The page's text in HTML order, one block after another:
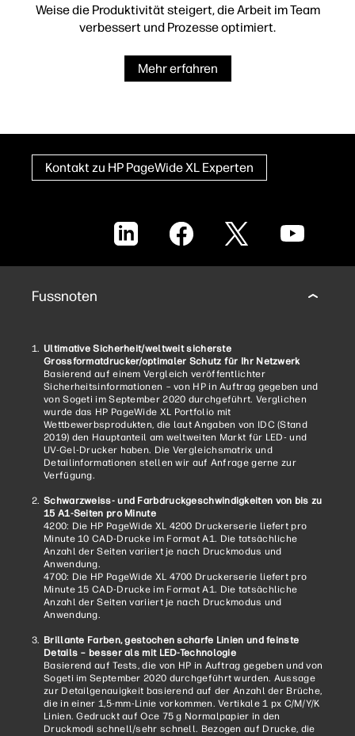
Weise die Produktivität steigert, die Arbeit im Team
verbessert und Prozesse optimiert.
Mehr erfahren
Kontakt zu HP PageWide XL Experten
LinkedIn Facebook X YouTube
Fussnoten
Ultimative Sicherheit/weltweit sicherste
Grossformatdrucker/optimaler Schutz für Ihr Netzwerk
Basierend auf einem Vergleich veröffentlichter
Sicherheitsinformationen – von HP in Auftrag gegeben und
von Sogeti im September 2020 durchgeführt. Verglichen
wurde das HP PageWide XL Portfolio mit
Wettbewerbsprodukten, die laut Angaben von IDC (Stand
2019) den Hauptanteil am weltweiten Markt für LED- und
UV-Gel-Drucker haben. Die Vergleichsmatrix und
Detailinformationen stellen wir auf Anfrage gerne zur
Verfügung.
Schwarzweiss- und Farbdruckgeschwindigkeiten von bis zu
15 A1-Seiten pro Minute
4200: Die HP PageWide XL 4200 Druckerserie liefert pro
Minute 10 CAD-Drucke im Format A1. Die tatsächliche
Anzahl der Seiten variiert je nach Druckmodus und
Anwendung.
4700: Die HP PageWide XL 4700 Druckerserie liefert pro
Minute 15 CAD-Drucke im Format A1. Die tatsächliche
Anzahl der Seiten variiert je nach Druckmodus und
Anwendung.
Brillante Farben, gestochen scharfe Linien und feinste
Details – besser als mit LED-Technologie
Basierend auf Tests, die von HP in Auftrag gegeben und von
Sogeti im September 2020 durchgeführt wurden. Aussage
zur Detailgenauigkeit basierend auf der Anzahl der Brüche,
die in einer 1,5-mm-Linie vorkommen. Vertikale 1 px C/M/Y/K
Linien. Gedruckt auf Oce 75 g Normalpapier in den
Druckmodi schnell/sehr schnell. Bezogen auf Drucke, die